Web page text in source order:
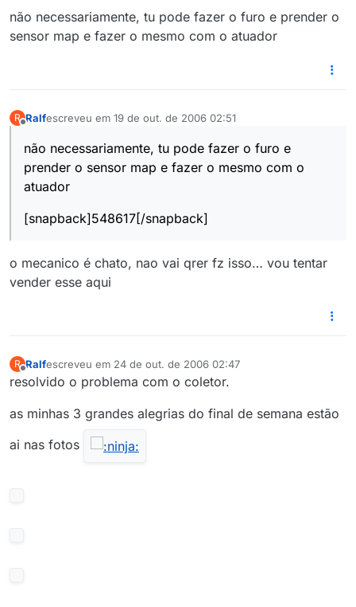
não necessariamente, tu pode fazer o furo e prender o
sensor map e fazer o mesmo com o atuador
R Ralfescreveu em 19 de out. de 2006 02:51
última edição por
não necessariamente, tu pode fazer o furo e
prender o sensor map e fazer o mesmo com o
atuador
[snapback]548617[/snapback]
o mecanico é chato, nao vai qrer fz isso… vou tentar
vender esse aqui
R
Offline
Ralfescreveu em 24 de out. de 2006 02:47
última edição por
resolvido o problema com o coletor.
as minhas 3 grandes alegrias do final de semana estão
ai nas fotos